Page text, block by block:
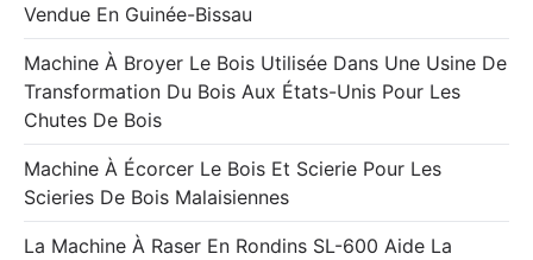
Vendue En Guinée-Bissau
Machine À Broyer Le Bois Utilisée Dans Une Usine De
Transformation Du Bois Aux États-Unis Pour Les
Chutes De Bois
Machine À Écorcer Le Bois Et Scierie Pour Les
Scieries De Bois Malaisiennes
La Machine À Raser En Rondins SL-600 Aide La